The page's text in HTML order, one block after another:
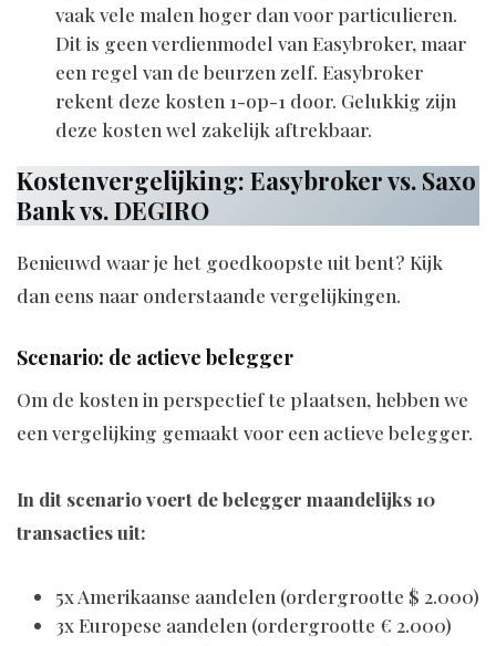
vaak vele malen hoger dan voor particulieren.
Dit is geen verdienmodel van Easybroker, maar
een regel van de beurzen zelf. Easybroker
rekent deze kosten 1-op-1 door. Gelukkig zijn
deze kosten wel zakelijk aftrekbaar.
Kostenvergelijking: Easybroker vs. Saxo
Bank vs. DEGIRO
Benieuwd waar je het goedkoopste uit bent? Kijk
dan eens naar onderstaande vergelijkingen.
Scenario: de actieve belegger
Om de kosten in perspectief te plaatsen, hebben we
een vergelijking gemaakt voor een actieve belegger.
In dit scenario voert de belegger maandelijks 10
transacties uit:
5x Amerikaanse aandelen (ordergrootte $ 2.000)
3x Europese aandelen (ordergrootte € 2.000)